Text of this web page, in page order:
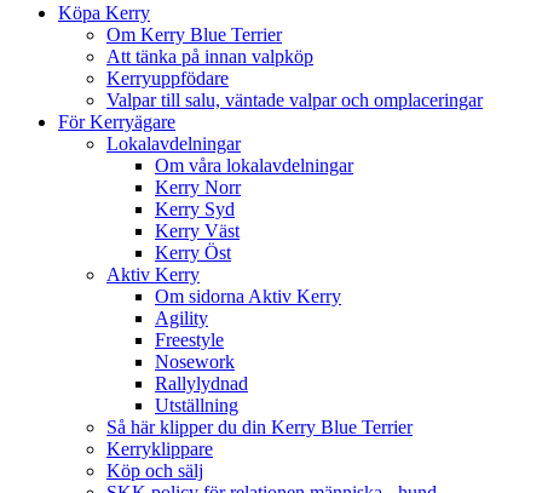
Köpa Kerry
Om Kerry Blue Terrier
Att tänka på innan valpköp
Kerryuppfödare
Valpar till salu, väntade valpar och omplaceringar
För Kerryägare
Lokalavdelningar
Om våra lokalavdelningar
Kerry Norr
Kerry Syd
Kerry Väst
Kerry Öst
Aktiv Kerry
Om sidorna Aktiv Kerry
Agility
Freestyle
Nosework
Rallylydnad
Utställning
Så här klipper du din Kerry Blue Terrier
Kerryklippare
Köp och sälj